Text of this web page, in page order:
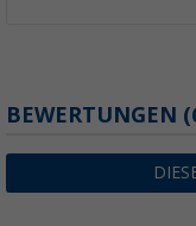
BEWERTUNGEN